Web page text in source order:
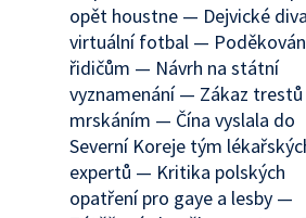
opět houstne — Dejvické
virtuální fotbal —
řidičům — Návrh na státní
vyznamenání — Zákaz trestů
mrskáním — Čína vyslala do
Severní Koreje tým
expertů — Kritika polských
opatření pro gaye a lesby —